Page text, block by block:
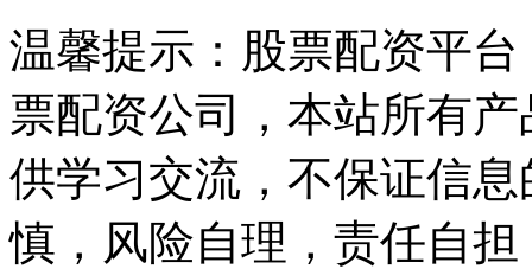
温馨提示：股票配资平
票配资公司，本站所有
供学习交流，不保证信
慎，风险自理，责任自